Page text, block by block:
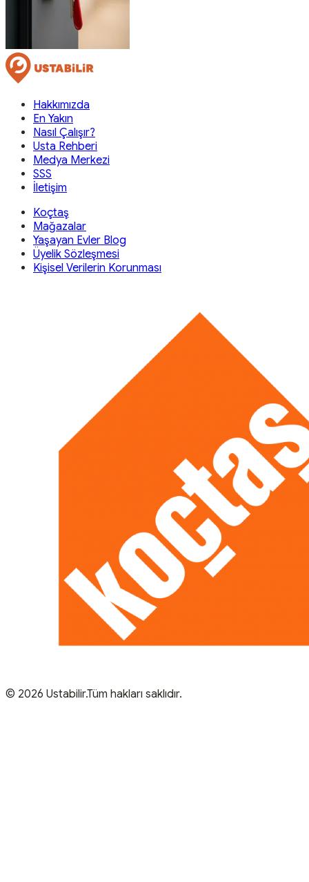
Hakkımızda
En Yakın
Nasıl Çalışır?
Usta Rehberi
Medya Merkezi
SSS
İletişim
Koçtaş
Mağazalar
Yaşayan Evler Blog
Üyelik Sözleşmesi
Kişisel Verilerin Korunması
© 2026 Ustabilir.Tüm hakları saklıdır.